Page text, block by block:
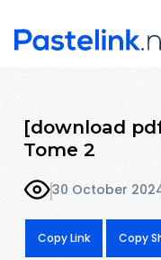
[download
Tome 2
30 October
Copy Link Copy